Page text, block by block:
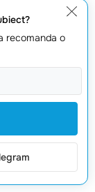
proces clar și
simple la
recomanda o